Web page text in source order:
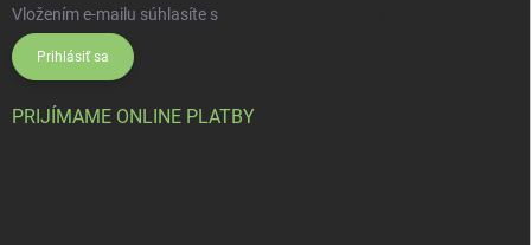
Vložením e-mailu súhlasíte s
Prihlásiť sa
PRIJÍMAME ONLINE PLATBY